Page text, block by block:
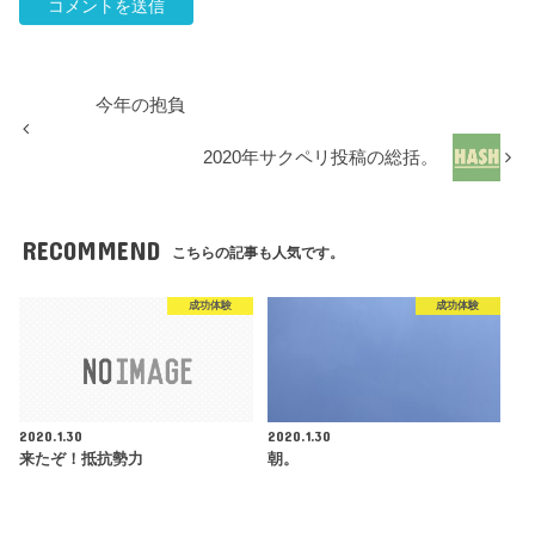
今年の抱負
2020年サクペリ投稿の総括。
RECOMMEND こちらの記事も人気です。
成功体験
2020.1.30
来たぞ！抵抗勢力
成功体験
2020.1.30
朝。